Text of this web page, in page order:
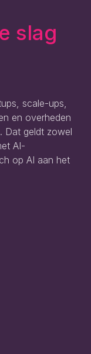
slag
scale-ups,
en overheden
Dat geldt zowel
AI-
op AI aan het